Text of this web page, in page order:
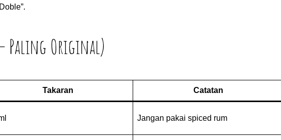
Paling Original)
Takaran Catatan
Jangan pakai spiced rum